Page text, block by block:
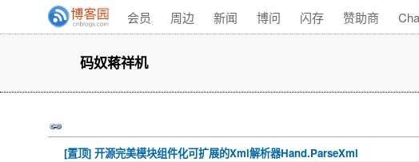
会员 周边 新闻 博问 闪存 赞助商
码奴蒋祥机
[置顶] 开源完美模块组件化可扩展的Xml解析器Hand.ParseXml